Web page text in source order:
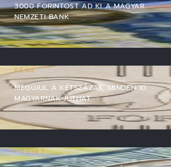
3000 FORINTOST AD KI A MAGYAR
NEMZETI BANK
PÉNZ
MEGÚJUL A KÉTSZÁZAS, MINDEN 10.
MAGYARNAK JUTHAT
FORINT